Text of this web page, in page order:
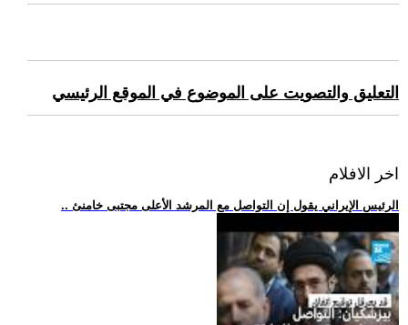
التعليق والتصويت على الموضوع في الموقع الرئيسي
اخر الافلام
.. الرئيس الإيراني يقول إن التواصل مع المرشد الأعلى مجتبى خامنئ